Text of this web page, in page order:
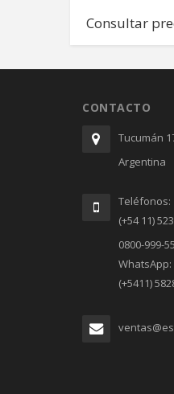
Consultar
CONTACTO
Tucumán
Argentina
Teléfonos:
(+54 11)
0800-999-
WhatsApp:
(+5411)